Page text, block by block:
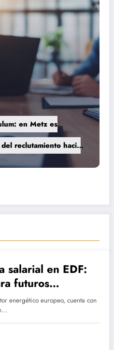
en Metz es
reclutamiento hacia
y eficaces
salarial en EDF:
futuros
del
de los años de
energético europeo, cuenta con